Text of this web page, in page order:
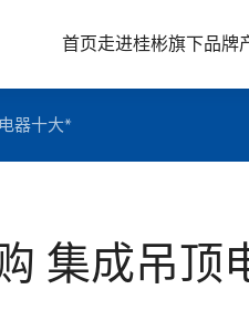
首页走进桂彬旗下品牌
器十大*
集成吊顶